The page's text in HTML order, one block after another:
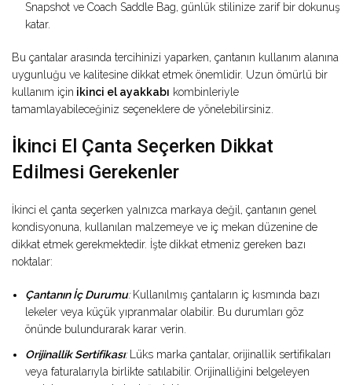
Snapshot ve Coach Saddle Bag, günlük stilinize zarif bir dokunuş
katar.
Bu çantalar arasında tercihinizi yaparken, çantanın kullanım alanına
uygunluğu ve kalitesine dikkat etmek önemlidir. Uzun ömürlü bir
kullanım için ikinci el ayakkabı kombinleriyle
tamamlayabileceğiniz seçeneklere de yönelebilirsiniz.
İkinci El Çanta Seçerken Dikkat
Edilmesi Gerekenler
İkinci el çanta seçerken yalnızca markaya değil, çantanın genel
kondisyonuna, kullanılan malzemeye ve iç mekan düzenine de
dikkat etmek gerekmektedir. İşte dikkat etmeniz gereken bazı
noktalar:
Çantanın İç Durumu:Kullanılmış çantaların iç kısmında bazı
lekeler veya küçük yıpranmalar olabilir. Bu durumları göz
önünde bulundurarak karar verin.
Orijinallik Sertifikası:Lüks marka çantalar, orijinallik sertifikaları
veya faturalarıyla birlikte satılabilir. Orijinalliğini belgeleyen